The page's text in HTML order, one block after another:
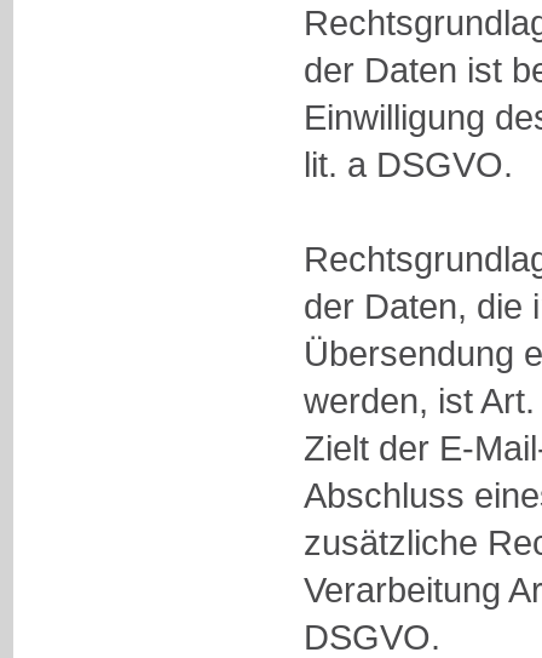
der Daten ist
Einwilligung
lit. a DSGVO.
der Daten, die
Übersendung
werden, ist
Zielt der E-
Abschluss
zusätzliche
Verarbeitung
DSGVO.